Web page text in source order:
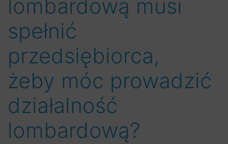
lombardową musi
spełnić
przedsiębiorca,
żeby móc prowadzić
działalność
lombardową?